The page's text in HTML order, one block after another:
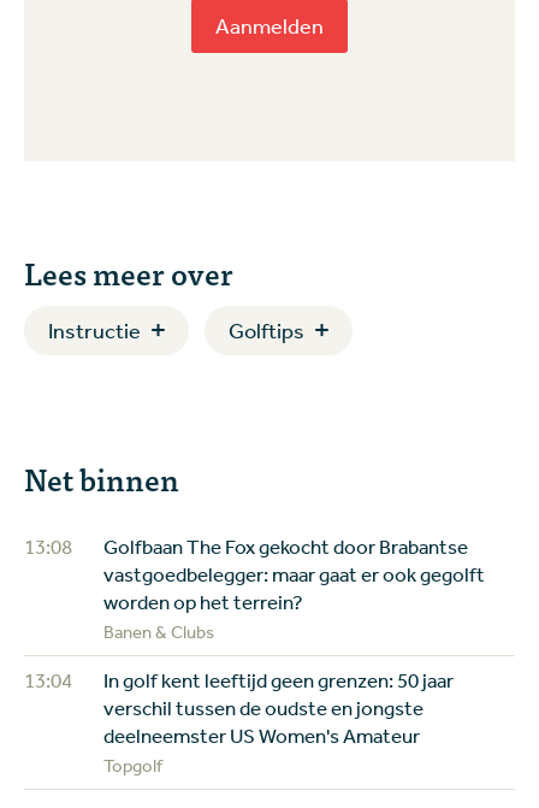
Aanmelden
Lees meer over
Instructie Golftips
Net binnen
13:08
Golfbaan The Fox gekocht door Brabantse
vastgoedbelegger: maar gaat er ook gegolft
worden op het terrein?
Banen & Clubs
13:04
In golf kent leeftijd geen grenzen: 50 jaar
verschil tussen de oudste en jongste
deelneemster US Women's Amateur
Topgolf